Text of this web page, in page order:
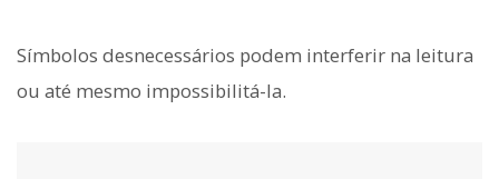
Símbolos desnecessários podem interferir na leitura
ou até mesmo impossibilitá-la.